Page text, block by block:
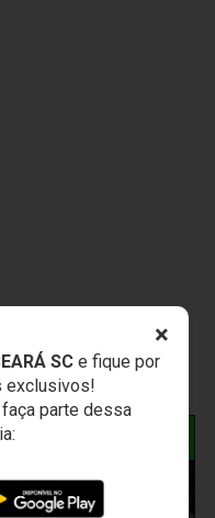
×
SCe fique por
exclusivos!
parte dessa